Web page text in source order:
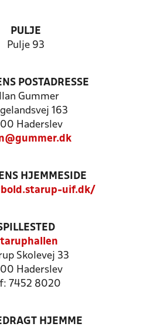
PULJE
Pulje 93
POSTADRESSE
Gummer
163
Haderslev
HJEMMESIDE
uif.dk/
Skolevej 33
Haderslev
7452 8020
HJEMME